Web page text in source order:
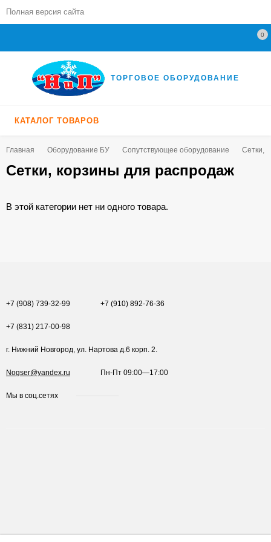
Полная версия сайта
0
ТОРГОВОЕ ОБОРУДОВАНИЕ
КАТАЛОГ ТОВАРОВ
Главная Оборудование БУ Сопутствующее оборудование Сетки,
Сетки, корзины для распродаж
В этой категории нет ни одного товара.
+7 (908) 739-32-99 +7 (910) 892-76-36
+7 (831) 217-00-98
г. Нижний Новгород, ул. Нартова д.6 корп. 2.
Nogser@yandex.ru Пн-Пт 09:00—17:00
Мы в соц.сетях